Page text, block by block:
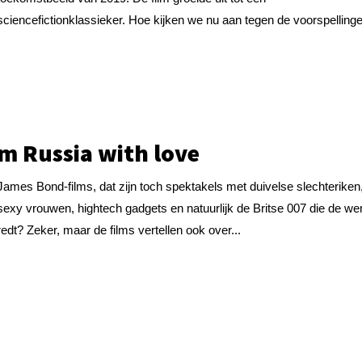
Hoe kijken we nu aan tegen de
Russia with love
Bond-films, dat zijn toch spektakels met duivelse slechteriken,
vrouwen, hightech gadgets en natuurlijk de Britse 007 die de
Zeker, maar de films vertellen ook over...